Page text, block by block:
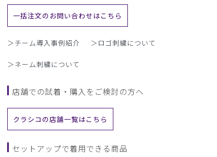
一括注文のお問い合わせはこちら
＞チーム導入事例紹介 ＞ロゴ刺繍について
＞ネーム刺繍について
店舗での試着・購入をご検討の方へ
クラシコの店舗一覧はこちら
セットアップで着用できる商品